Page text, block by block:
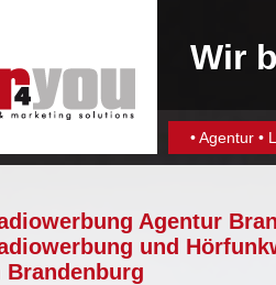
Wir
•Agentur •
Agentur
und
Brandenburg